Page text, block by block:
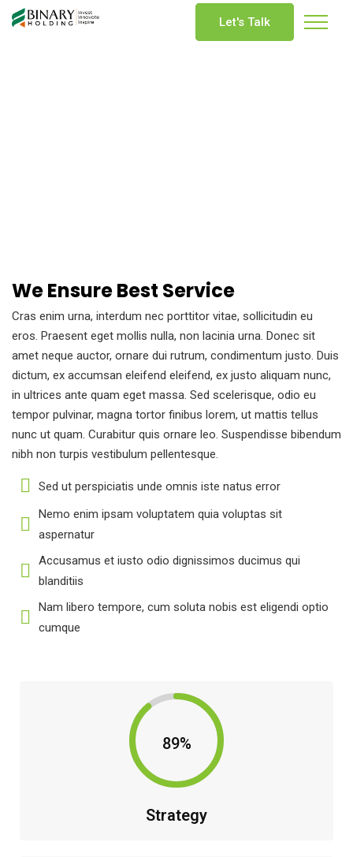
Let's Talk
We Ensure Best Service
Cras enim urna, interdum nec porttitor vitae, sollicitudin eu
eros. Praesent eget mollis nulla, non lacinia urna. Donec sit
amet neque auctor, ornare dui rutrum, condimentum justo. Duis
dictum, ex accumsan eleifend eleifend, ex justo aliquam nunc,
in ultrices ante quam eget massa. Sed scelerisque, odio eu
tempor pulvinar, magna tortor finibus lorem, ut mattis tellus
nunc ut quam. Curabitur quis ornare leo. Suspendisse bibendum
nibh non turpis vestibulum pellentesque.
Sed ut perspiciatis unde omnis iste natus error
Nemo enim ipsam voluptatem quia voluptas sit
aspernatur
Accusamus et iusto odio dignissimos ducimus qui
blanditiis
Nam libero tempore, cum soluta nobis est eligendi optio
cumque
89%
Strategy